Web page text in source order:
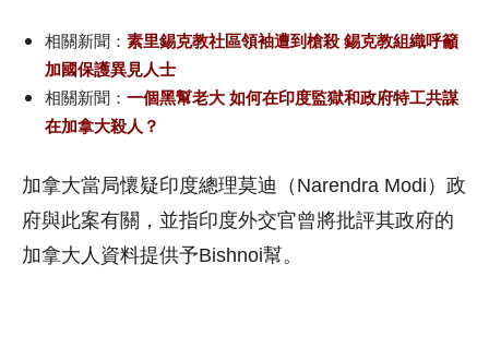
相關新聞： 素里錫克教社區領袖遭到槍殺 錫克教組織呼籲
加國保護異見人士
相關新聞： 一個黑幫老大 如何在印度監獄和政府特工共謀
在加拿大殺人？
加拿大當局懷疑印度總理莫迪（Narendra Modi）政
府與此案有關，並指印度外交官曾將批評其政府的
加拿大人資料提供予Bishnoi幫。